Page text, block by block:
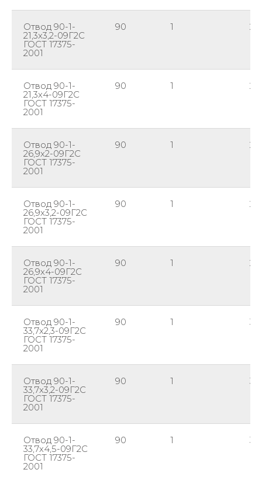
Отвод 90-1-
21,3х3,2-09Г2С
ГОСТ 17375-
2001
90 1
Отвод 90-1-
21,3х4-09Г2С
ГОСТ 17375-
2001
90 1
Отвод 90-1-
26,9х2-09Г2С
ГОСТ 17375-
2001
90 1
Отвод 90-1-
26,9х3,2-09Г2С
ГОСТ 17375-
2001
90 1
Отвод 90-1-
26,9х4-09Г2С
ГОСТ 17375-
2001
90 1
Отвод 90-1-
33,7х2,3-09Г2С
ГОСТ 17375-
2001
90 1
Отвод 90-1-
33,7х3,2-09Г2С
ГОСТ 17375-
2001
90 1
Отвод 90-1-
33,7х4,5-09Г2С
ГОСТ 17375-
2001
90 1